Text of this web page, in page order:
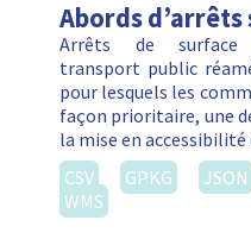
Abords d’arrêts
Arrêts de
transport public
pour lesquels les
façon prioritaire, une
la mise en
CSV
GPKG JSON
WMS